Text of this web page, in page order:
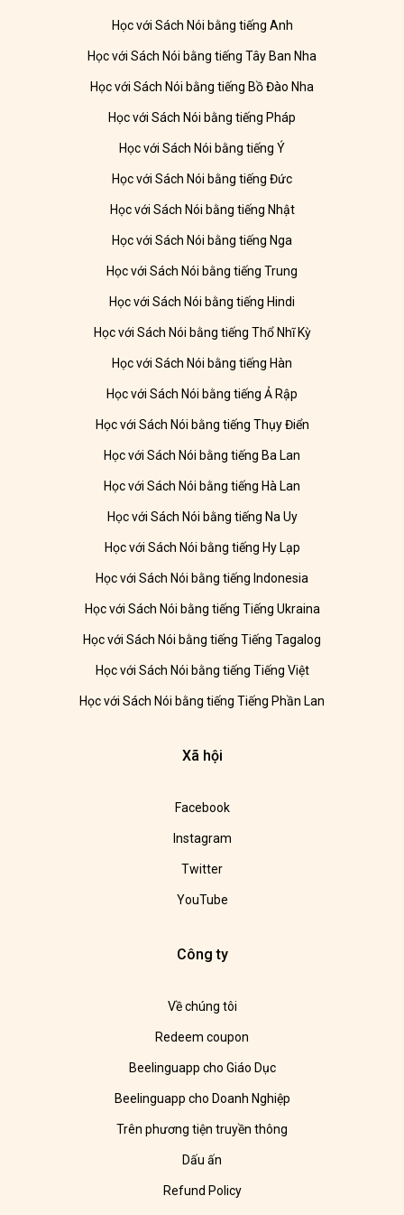
Học với Sách Nói bằng tiếng Anh
Học với Sách Nói bằng tiếng Tây Ban Nha
Học với Sách Nói bằng tiếng Bồ Đào Nha
Học với Sách Nói bằng tiếng Pháp
Học với Sách Nói bằng tiếng Ý
Học với Sách Nói bằng tiếng Đức
Học với Sách Nói bằng tiếng Nhật
Học với Sách Nói bằng tiếng Nga
Học với Sách Nói bằng tiếng Trung
Học với Sách Nói bằng tiếng Hindi
Học với Sách Nói bằng tiếng Thổ Nhĩ Kỳ
Học với Sách Nói bằng tiếng Hàn
Học với Sách Nói bằng tiếng Ả Rập
Học với Sách Nói bằng tiếng Thụy Điển
Học với Sách Nói bằng tiếng Ba Lan
Học với Sách Nói bằng tiếng Hà Lan
Học với Sách Nói bằng tiếng Na Uy
Học với Sách Nói bằng tiếng Hy Lạp
Học với Sách Nói bằng tiếng Indonesia
Học với Sách Nói bằng tiếng Tiếng Ukraina
Học với Sách Nói bằng tiếng Tiếng Tagalog
Học với Sách Nói bằng tiếng Tiếng Việt
Học với Sách Nói bằng tiếng Tiếng Phần Lan
Xã hội
Facebook
Instagram
Twitter
YouTube
Công ty
Về chúng tôi
Redeem coupon
Beelinguapp cho Giáo Dục
Beelinguapp cho Doanh Nghiệp
Trên phương tiện truyền thông
Dấu ấn
Refund Policy